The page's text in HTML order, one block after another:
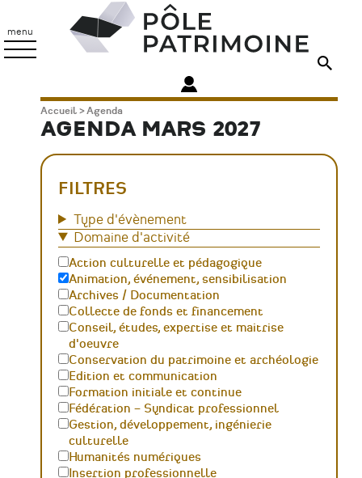
contenu
principal
menu
Patrimoine
Fil
d'Ariane
Accueil Agenda
AGENDA MARS 2027
FILTRES
Type d'évènement
Domaine d'activité
Action culturelle et pédagogique
Animation, événement, sensibilisation
Archives / Documentation
Collecte de fonds et financement
Conseil, études, expertise et maitrise
d'oeuvre
Conservation du patrimoine et archéologie
Edition et communication
Formation initiale et continue
Fédération – Syndicat professionnel
Gestion, développement, ingénierie
culturelle
Humanités numériques
Insertion professionnelle